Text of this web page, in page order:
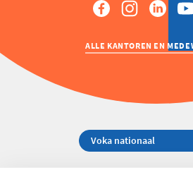
ALLE KANTOREN EN